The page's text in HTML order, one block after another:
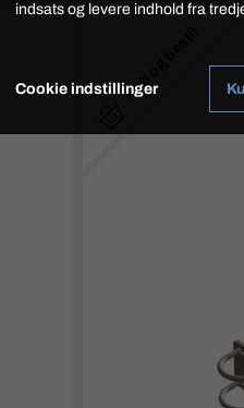
Køb og bestil
indsats og levere indhold fra
Cookie indstillinger